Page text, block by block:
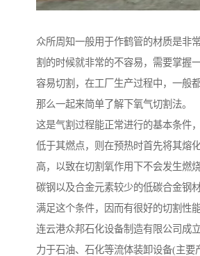
众所周知一般用于作鹤管的材质是非
割的时候就非常的不容易，需要掌握
容易切割，在工厂生产过程中，一般
那么一起来简单了解下氧气切割法。
这是气割过程能正常进行的基本条件
低于其燃点，则在预热时首先将其熔
高，以致在切割氧作用下不会发生燃
碳钢以及合金元素较少的低碳合金钢
满足这个条件，因而有很好的切割性能
连云港众邦石化设备制造有限公司成
力于石油、石化等流体装卸设备(主要